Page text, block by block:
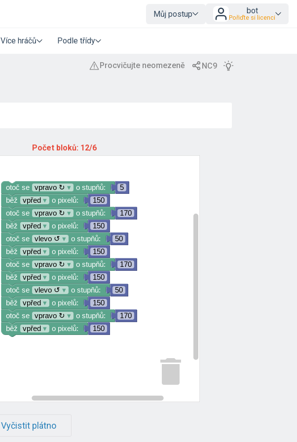
Můj postup bot
Pořiďte si licenci
Více hráčů Podle třídy
Počet bloků: 12/6
5
150
170
150
50
150
170
150
50
150
170
150
běž vpřed ▾ o pixelů:
otoč se vpravo ↻ ▾ o stupňů:
běž vpřed ▾ o pixelů:
otoč se vlevo ↺ ▾ o stupňů:
běž vpřed ▾ o pixelů:
otoč se vpravo ↻ ▾ o stupňů:
běž vpřed ▾ o pixelů:
otoč se vlevo ↺ ▾ o stupňů:
běž vpřed ▾ o pixelů:
otoč se vpravo ↻ ▾ o stupňů:
běž vpřed ▾ o pixelů:
otoč se vpravo ↻ ▾ o stupňů:
Vyčistit plátno